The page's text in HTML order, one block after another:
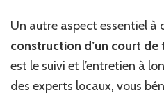
Un autre aspect essentiel à
construction d’un court
est le suivi et l’entretien à
des experts locaux, vous